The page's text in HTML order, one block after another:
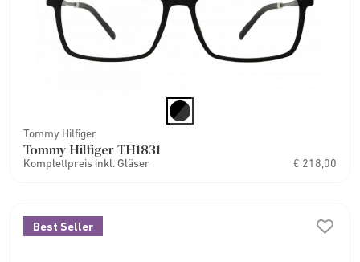
Tommy Hilfiger
Tommy Hilfiger TH1831
Komplettpreis inkl. Gläser € 218,00
Best Seller